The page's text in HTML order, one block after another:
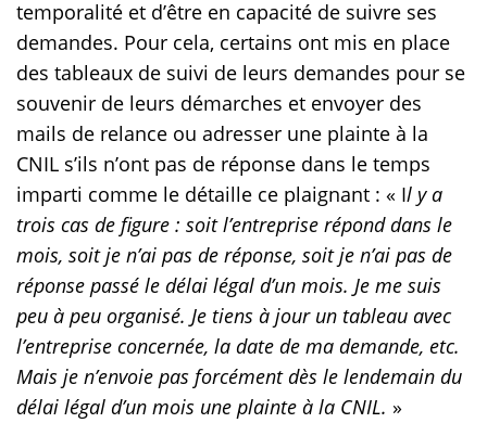
temporalité et d’être en capacité de suivre ses
demandes. Pour cela, certains ont mis en place
des tableaux de suivi de leurs demandes pour se
souvenir de leurs démarches et envoyer des
mails de relance ou adresser une plainte à la
CNIL s’ils n’ont pas de réponse dans le temps
imparti comme le détaille ce plaignant : « Il y a
trois cas de figure : soit l’entreprise répond dans le
mois, soit je n’ai pas de réponse, soit je n’ai pas de
réponse passé le délai légal d’un mois. Je me suis
peu à peu organisé. Je tiens à jour un tableau avec
l’entreprise concernée, la date de ma demande, etc.
Mais je n’envoie pas forcément dès le lendemain du
délai légal d’un mois une plainte à la CNIL. »